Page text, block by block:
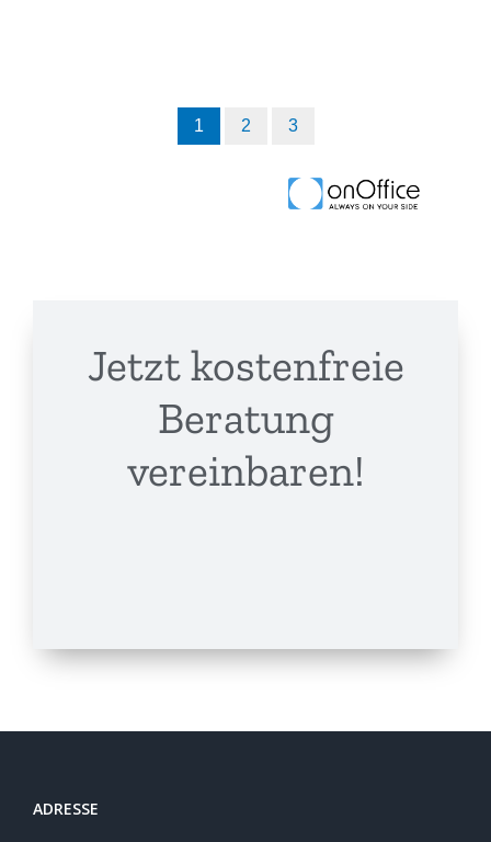
Jetzt kostenfreie
Beratung
vereinbaren!
ADRESSE